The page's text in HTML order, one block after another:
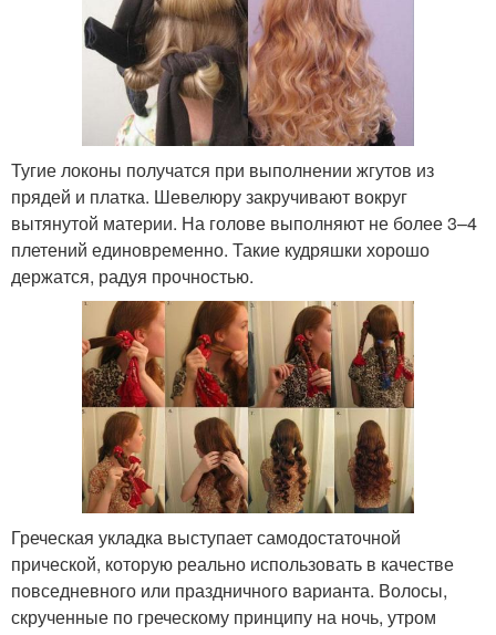
Тугие локоны получатся при выполнении жгутов из
прядей и платка. Шевелюру закручивают вокруг
вытянутой материи. На голове выполняют не более 3–4
плетений единовременно. Такие кудряшки хорошо
держатся, радуя прочностью.
Греческая укладка выступает самодостаточной
прической, которую реально использовать в качестве
повседневного или праздничного варианта. Волосы,
скрученные по греческому принципу на ночь, утром